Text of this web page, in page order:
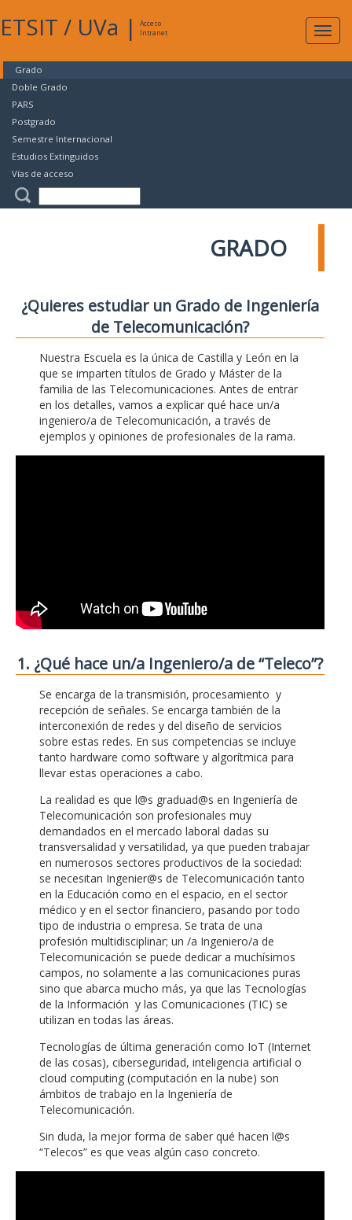
ETSIT / UVa |
Acceso
Intranet
Grado
Doble Grado
PARS
Postgrado
Semestre Internacional
Estudios Extinguidos
Vías de acceso
GRADO
¿Quieres estudiar un Grado de Ingeniería
de Telecomunicación?
Nuestra Escuela es la única de Castilla y León en la
que se imparten títulos de Grado y Máster de la
familia de las Telecomunicaciones. Antes de entrar
en los detalles, vamos a explicar qué hace un/a
ingeniero/a de Telecomunicación, a través de
ejemplos y opiniones de profesionales de la rama.
1. ¿Qué hace un/a Ingeniero/a de “Teleco”?
Se encarga de la transmisión, procesamiento y
recepción de señales. Se encarga también de la
interconexión de redes y del diseño de servicios
sobre estas redes. En sus competencias se incluye
tanto hardware como software y algorítmica para
llevar estas operaciones a cabo.
La realidad es que l@s graduad@s en Ingeniería de
Telecomunicación son profesionales muy
demandados en el mercado laboral dadas su
transversalidad y versatilidad, ya que pueden trabajar
en numerosos sectores productivos de la sociedad:
se necesitan Ingenier@s de Telecomunicación tanto
en la Educación como en el espacio, en el sector
médico y en el sector financiero, pasando por todo
tipo de industria o empresa. Se trata de una
profesión multidisciplinar; un /a Ingeniero/a de
Telecomunicación se puede dedicar a muchísimos
campos, no solamente a las comunicaciones puras
sino que abarca mucho más, ya que las Tecnologías
de la Información y las Comunicaciones (TIC) se
utilizan en todas las áreas.
Tecnologías de última generación como IoT (Internet
de las cosas), ciberseguridad, inteligencia artificial o
cloud computing (computación en la nube) son
ámbitos de trabajo en la Ingeniería de
Telecomunicación.
Sin duda, la mejor forma de saber qué hacen l@s
“Telecos” es que veas algún caso concreto.